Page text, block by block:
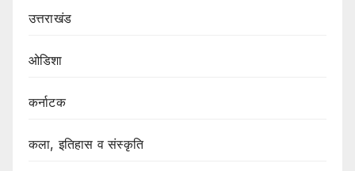
उत्तराखंड
ओडिशा
कर्नाटक
कला, इतिहास व संस्कृति